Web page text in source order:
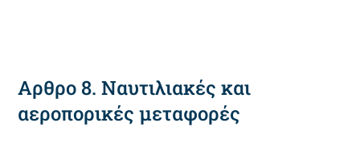
Αρθρο 8. Ναυτιλιακές και
αεροπορικές μεταφορές